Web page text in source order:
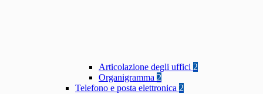
Articolazione degli uffici 2
Organigramma 2
Telefono e posta elettronica 2